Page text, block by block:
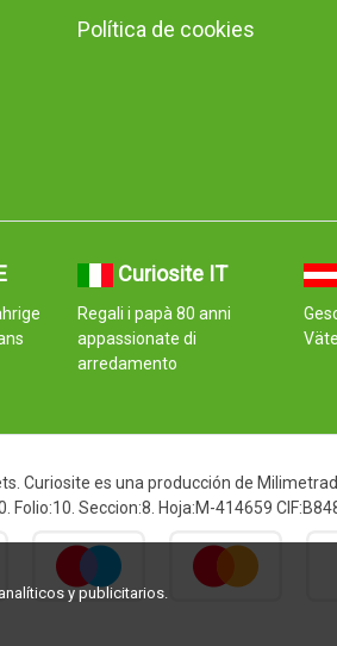
Política de cookies
Curiosite IT
Regali i papà 80 anni
appassionate di
arredamento
Curiosite es una producción de
Folio:10. Seccion:8. Hoja:M-414659
y publicitarios.